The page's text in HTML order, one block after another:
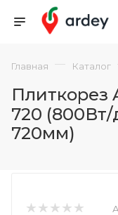
Главная — Каталог
Плиткорез
720
720мм)